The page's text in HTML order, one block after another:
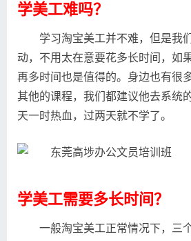
学美工难吗？
学习淘宝美工并不难，但是我
动，不用太在意要花多长时间，如
再多时间也是值得的。身边也有很
其他的课程，我们都建议他去系统
天一时热血，过两天就不学了。
学美工需要多长时间？
一般淘宝美工正常情况下，三